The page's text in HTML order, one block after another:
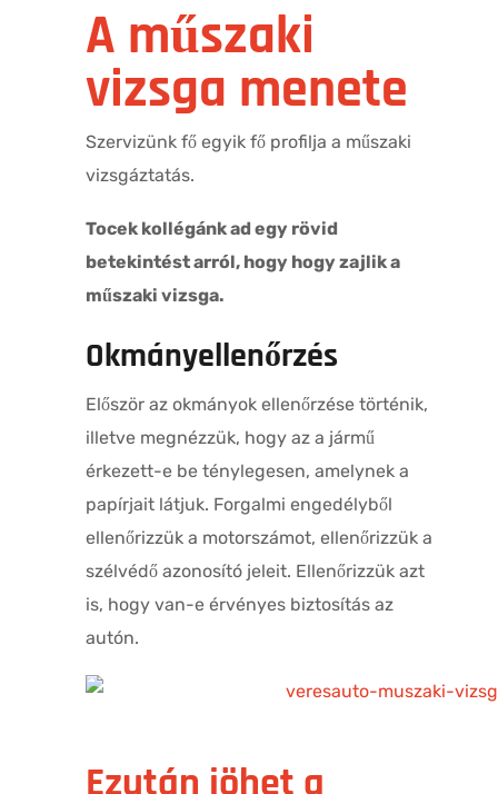
A műszaki
vizsga menete
Szervizünk fő egyik fő profilja a műszaki
vizsgáztatás.
Tocek kollégánk ad egy rövid
betekintést arról, hogy hogy zajlik a
műszaki vizsga.
Okmányellenőrzés
Először az okmányok ellenőrzése történik,
illetve megnézzük, hogy az a jármű
érkezett-e be ténylegesen, amelynek a
papírjait látjuk. Forgalmi engedélyből
ellenőrizzük a motorszámot, ellenőrizzük a
szélvédő azonosító jeleit. Ellenőrizzük azt
is, hogy van-e érvényes biztosítás az
autón.
Ezután jöhet a